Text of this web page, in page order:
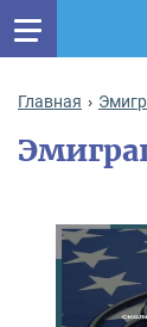
Главная